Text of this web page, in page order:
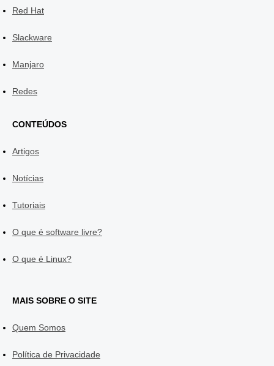
Red Hat
Slackware
Manjaro
Redes
CONTEÚDOS
Artigos
Notícias
Tutoriais
O que é software livre?
O que é Linux?
MAIS SOBRE O SITE
Quem Somos
Política de Privacidade